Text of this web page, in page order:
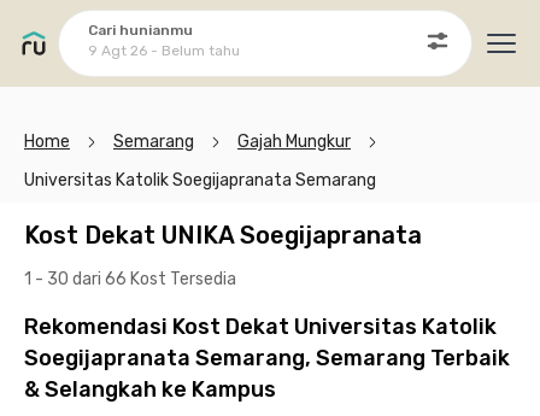
Cari hunianmu
9 Agt 26 - Belum tahu
Home Semarang
Gajah Mungkur
Universitas Katolik Soegijapranata Semarang
Kost Dekat UNIKA Soegijapranata
1 - 30 dari 66 Kost Tersedia
Rekomendasi Kost Dekat Universitas Katolik
Soegijapranata Semarang, Semarang Terbaik
& Selangkah ke Kampus